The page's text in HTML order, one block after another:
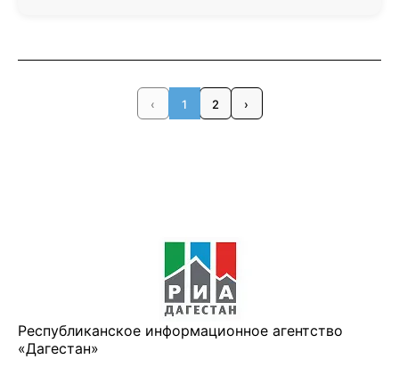
‹ 1 2 ›
Республиканское информационное агентство
«Дагестан»